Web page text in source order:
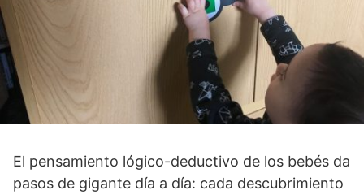
El pensamiento lógico-deductivo de los bebés da
pasos de gigante día a día: cada descubrimiento